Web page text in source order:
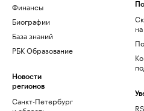
Финансы
Биографии
База знаний
РБК Образование
Новости
регионов
Санкт-Петербург